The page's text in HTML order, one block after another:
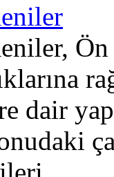
Ön
dair